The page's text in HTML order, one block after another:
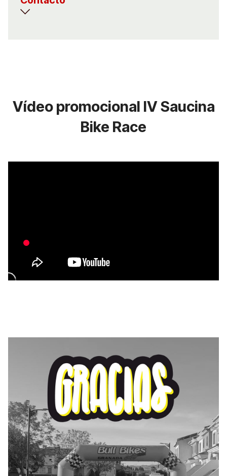
Vídeo promocional IV Saucina
Bike Race